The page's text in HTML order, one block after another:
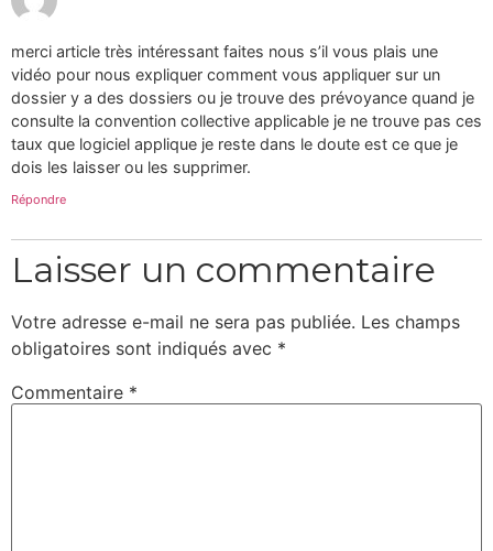
merci article très intéressant faites nous s’il vous plais une
vidéo pour nous expliquer comment vous appliquer sur un
dossier y a des dossiers ou je trouve des prévoyance quand je
consulte la convention collective applicable je ne trouve pas ces
taux que logiciel applique je reste dans le doute est ce que je
dois les laisser ou les supprimer.
Répondre
Laisser un commentaire
Votre adresse e-mail ne sera pas publiée. Les champs
obligatoires sont indiqués avec *
Commentaire *